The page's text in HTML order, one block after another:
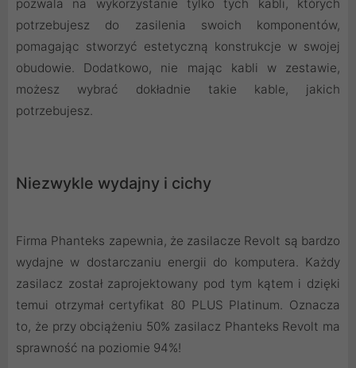
pozwala na wykorzystanie tylko tych kabli, których
potrzebujesz do zasilenia swoich komponentów,
pomagając stworzyć estetyczną konstrukcje w swojej
obudowie. Dodatkowo, nie mając kabli w zestawie,
możesz wybrać dokładnie takie kable, jakich
potrzebujesz.
Niezwykle wydajny i cichy
Firma Phanteks zapewnia, że ​​zasilacze Revolt są bardzo
wydajne w dostarczaniu energii do komputera. Każdy
zasilacz został zaprojektowany pod tym kątem i dzięki
temui otrzymał certyfikat 80 PLUS Platinum. Oznacza
to, że przy obciążeniu 50% zasilacz Phanteks Revolt ma
sprawność na poziomie 94%!